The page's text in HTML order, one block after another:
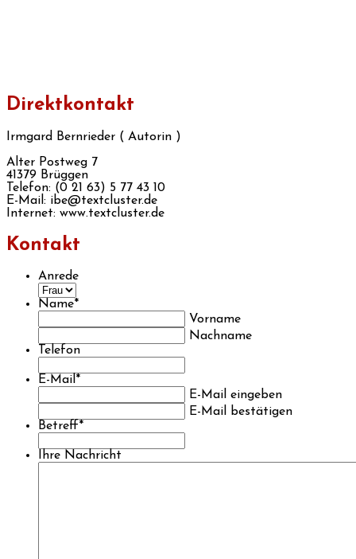
Direktkontakt
Irmgard Bernrieder ( Autorin )
Alter Postweg 7
41379 Brüggen
Telefon: (0 21 63) 5 77 43 10
E-Mail: ibe@textcluster.de
Internet: www.textcluster.de
Kontakt
Anrede
Name*
Vorname
Nachname
Telefon
E-Mail*
E-Mail eingeben
E-Mail bestätigen
Betreff*
Ihre Nachricht